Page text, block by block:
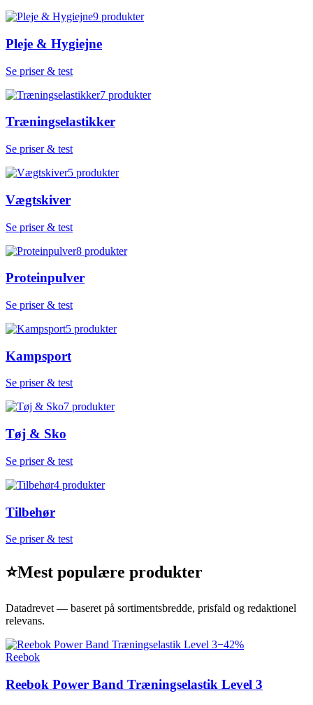
9 produkter
Pleje & Hygiejne
Se priser & test
7 produkter
Træningselastikker
Se priser & test
5 produkter
Vægtskiver
Se priser & test
8 produkter
Proteinpulver
Se priser & test
5 produkter
Kampsport
Se priser & test
7 produkter
Tøj & Sko
Se priser & test
4 produkter
Tilbehør
Se priser & test
⭐Mest populære produkter
Datadrevet — baseret på sortimentsbredde, prisfald og redaktionel
relevans.
−42%
Reebok
Reebok Power Band Træningselastik Level 3